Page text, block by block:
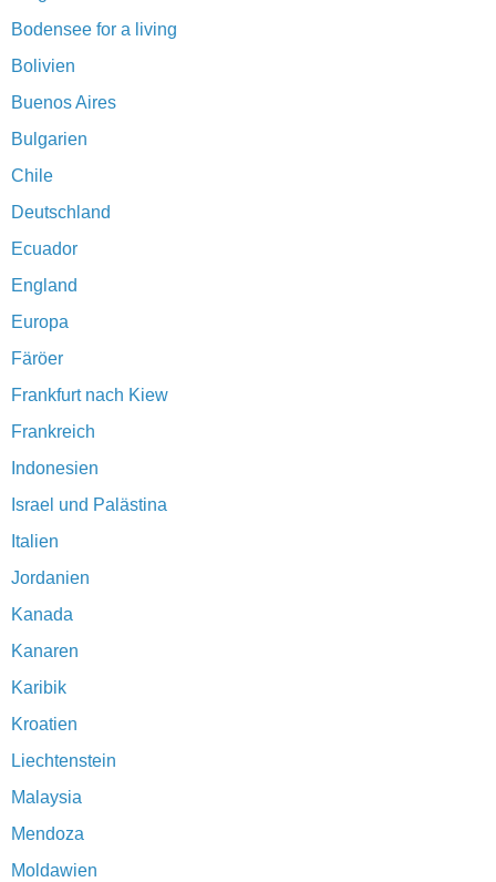
Bodensee for a living
Bolivien
Buenos Aires
Bulgarien
Chile
Deutschland
Ecuador
England
Europa
Färöer
Frankfurt nach Kiew
Frankreich
Indonesien
Israel und Palästina
Italien
Jordanien
Kanada
Kanaren
Karibik
Kroatien
Liechtenstein
Malaysia
Mendoza
Moldawien